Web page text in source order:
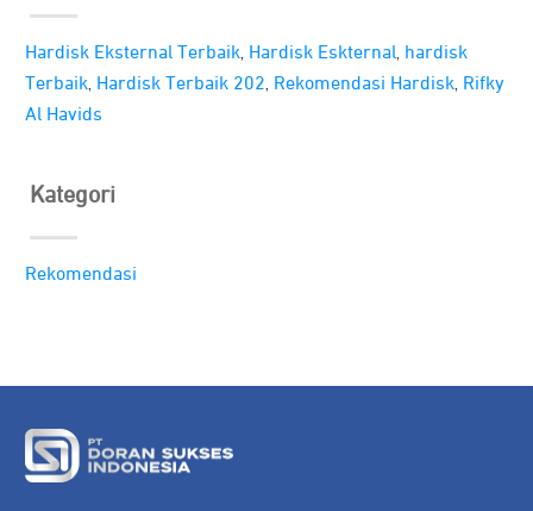
Hardisk Eksternal Terbaik Hardisk Eskternal hardisk
Terbaik Hardisk Terbaik 202 Rekomendasi Hardisk Rifky
Al Havids
Kategori
Rekomendasi